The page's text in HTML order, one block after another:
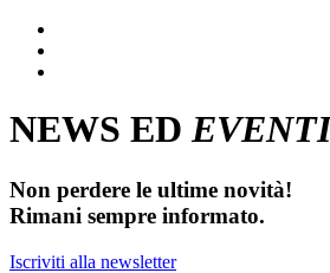
NEWS EDEVENTI
Non perdere le ultime novità!
Rimani sempre informato.
Iscriviti alla newsletter